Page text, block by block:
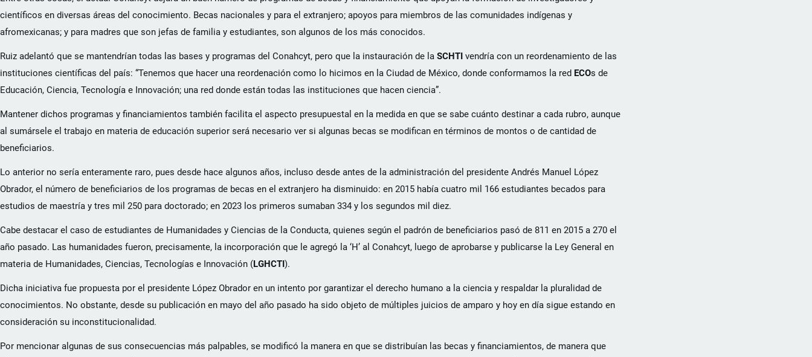
científicos en diversas áreas del conocimiento. Becas nacionales y para el extranjero; apoyos para miembros de las comunidades indígenas y
afromexicanas; y para madres que son jefas de familia y estudiantes, son algunos de los más conocidos.
Ruiz adelantó que se mantendrían todas las bases y programas del Conahcyt, pero que la instauración de la SCHTI vendría con un reordenamiento de las
instituciones científicas del país: “Tenemos que hacer una reordenación como lo hicimos en la Ciudad de México, donde conformamos la red ECOs de
Educación, Ciencia, Tecnología e Innovación; una red donde están todas las instituciones que hacen ciencia”.
Mantener dichos programas y financiamientos también facilita el aspecto presupuestal en la medida en que se sabe cuánto destinar a cada rubro, aunque
al sumársele el trabajo en materia de educación superior será necesario ver si algunas becas se modifican en términos de montos o de cantidad de
beneficiarios.
Lo anterior no sería enteramente raro, pues desde hace algunos años, incluso desde antes de la administración del presidente Andrés Manuel López
Obrador, el número de beneficiarios de los programas de becas en el extranjero ha disminuido: en 2015 había cuatro mil 166 estudiantes becados para
estudios de maestría y tres mil 250 para doctorado; en 2023 los primeros sumaban 334 y los segundos mil diez.
Cabe destacar el caso de estudiantes de Humanidades y Ciencias de la Conducta, quienes según el padrón de beneficiarios pasó de 811 en 2015 a 270 el
año pasado. Las humanidades fueron, precisamente, la incorporación que le agregó la ‘H’ al Conahcyt, luego de aprobarse y publicarse la Ley General en
materia de Humanidades, Ciencias, Tecnologías e Innovación (LGHCTI).
Dicha iniciativa fue propuesta por el presidente López Obrador en un intento por garantizar el derecho humano a la ciencia y respaldar la pluralidad de
conocimientos. No obstante, desde su publicación en mayo del año pasado ha sido objeto de múltiples juicios de amparo y hoy en día sigue estando en
consideración su inconstitucionalidad.
Por mencionar algunas de sus consecuencias más palpables, se modificó la manera en que se distribuían las becas y financiamientos, de manera que